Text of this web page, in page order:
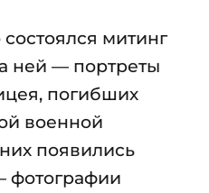
митинг
ней — портреты
погибших
военной
появились
фотографии